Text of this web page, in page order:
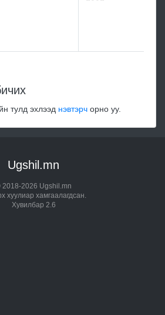
тулд эхлээд нэвтэрч орно уу.
Ugshil.mn
2018-2026 Ugshil.mn
хуулиар хамгаалагдсан.
Хувилбар 2.6